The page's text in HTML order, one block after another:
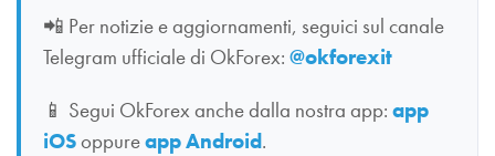
📲 Per notizie e aggiornamenti, seguici sul canale
Telegram ufficiale di OkForex: @okforexit
📱 Segui OkForex anche dalla nostra app: app
iOSoppureapp Android.